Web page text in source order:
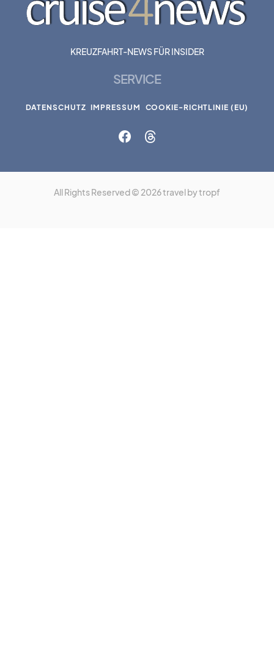
KREUZFAHRT-NEWS FÜR INSIDER
SERVICE
DATENSCHUTZ IMPRESSUM COOKIE-RICHTLINIE (EU)
All Rights Reserved © 2026 travel by tropf